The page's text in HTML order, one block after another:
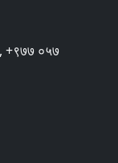
+९७७ ०५७